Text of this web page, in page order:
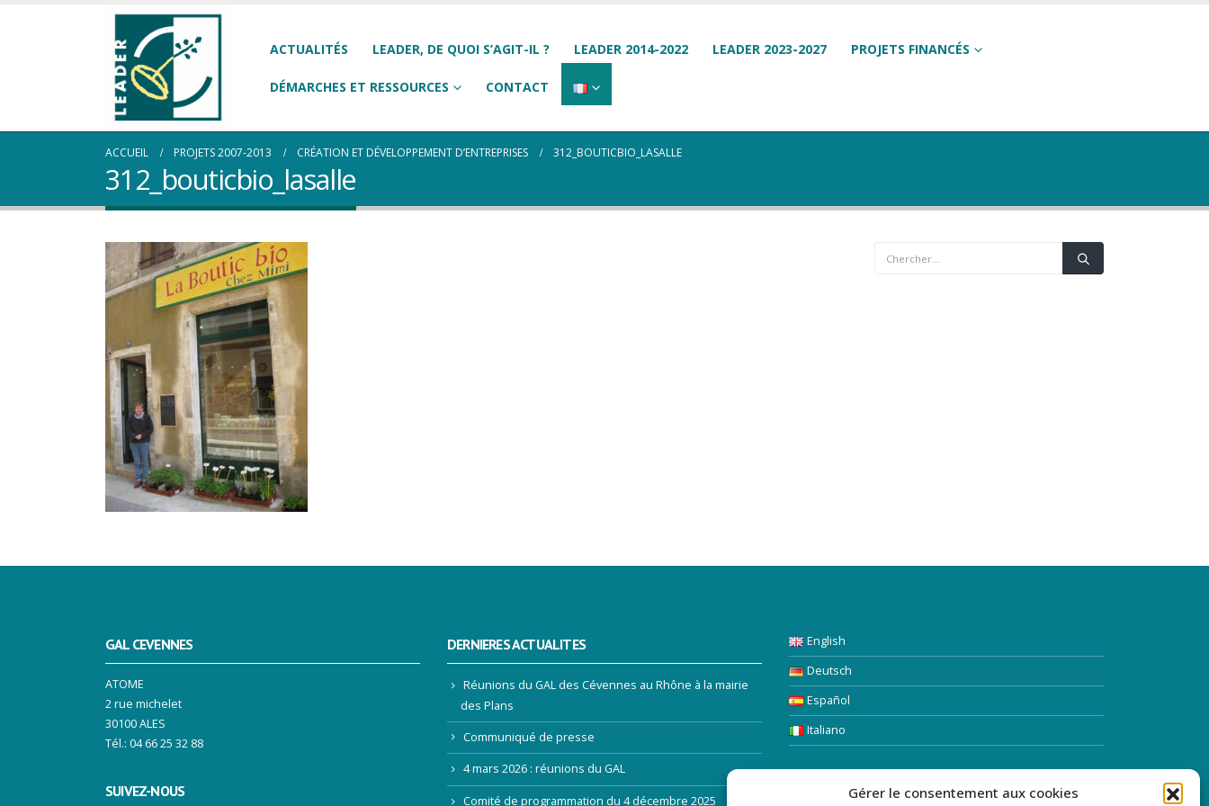
Gérer le consentement aux cookies
ACTUALITÉS LEADER, DE QUOI S’AGIT-IL ? LEADER 2014-2022 LEADER 2023-2027 PROJETS FINANCÉS
DÉMARCHES ET RESSOURCES CONTACT
ACCUEIL PROJETS 2007-2013 CRÉATION ET DÉVELOPPEMENT D’ENTREPRISES 312_BOUTICBIO_LASALLE
312_bouticbio_lasalle
GAL CEVENNES
ATOME
2 rue michelet
30100 ALES
Tél.: 04 66 25 32 88
SUIVEZ-NOUS
DERNIERES ACTUALITES
Réunions du GAL des Cévennes au Rhône à la mairie
des Plans
Communiqué de presse
4 mars 2026 : réunions du GAL
Comité de programmation du 4 décembre 2025
English
Deutsch
Español
Italiano